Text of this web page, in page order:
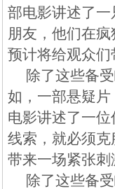
部电影讲述了
朋友，他们在
预计将给观众
除了这些备
如，一部悬疑
电影讲述了一
线索，就必须
带来一场紧张刺
除了这些备